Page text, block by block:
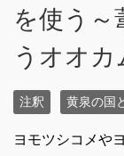
を使う～
うオオカ
注釈 黄泉の国
ヨモツシコメや